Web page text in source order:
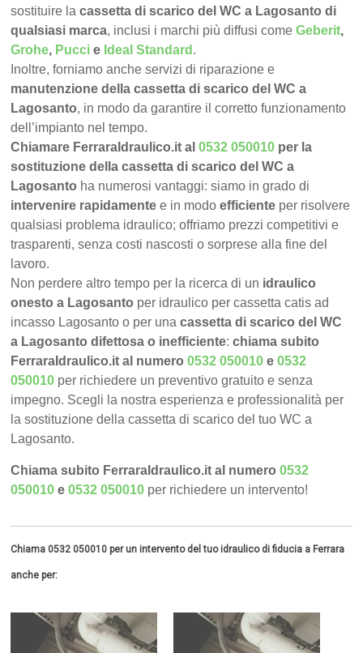
sostituire lacassetta di scarico del WC a Lagosanto di
qualsiasi marca, inclusi i marchi più diffusi comeGeberit,
Grohe, Pucci e Ideal Standard .
Inoltre, forniamo anche servizi di riparazione e
manutenzione della cassetta di scarico del WC a
Lagosanto, in modo da garantire il corretto funzionamento
dell’impianto nel tempo.
Chiamare FerraraIdraulico.it al0532 050010 per la
sostituzione della cassetta di scarico del WC a
Lagosanto ha numerosi vantaggi: siamo in grado di
intervenire rapidamente e in modoefficiente per risolvere
qualsiasi problema idraulico; offriamo prezzi competitivi e
trasparenti, senza costi nascosti o sorprese alla fine del
lavoro.
Non perdere altro tempo per la ricerca di un idraulico
onesto a Lagosanto per idraulico per cassetta catis ad
incasso Lagosanto o per unacassetta di scarico del WC
a Lagosanto difettosa o inefficiente:chiama subito
FerraraIdraulico.it al numero0532 050010 e0532
050010 per richiedere un preventivo gratuito e senza
impegno. Scegli la nostra esperienza e professionalità per
la sostituzione della cassetta di scarico del tuo WC a
Lagosanto.
Chiama subito FerraraIdraulico.it al numero0532
050010 e0532 050010 per richiedere un intervento!
Chiama 0532 050010 per un intervento del tuo idraulico di fiducia a Ferrara
anche per: